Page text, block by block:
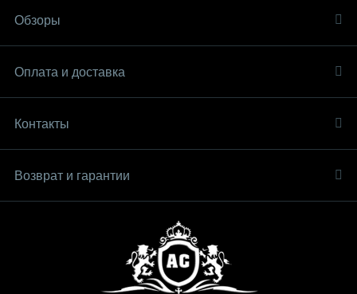
Обзоры
Оплата и доставка
Контакты
Возврат и гарантии